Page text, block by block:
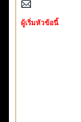
ผู้เริ่มหัวข้อนี้